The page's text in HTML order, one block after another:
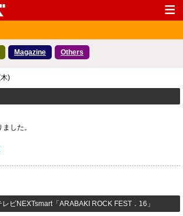
Live
Magazine Others
)
した。
ビNEXTsmart「ARABAKI ROCK FEST．16」